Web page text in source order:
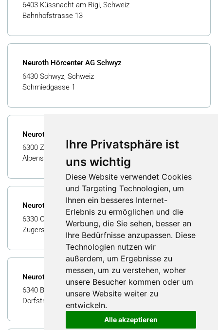
Ihre Privatsphäre ist
uns wichtig
Diese Website verwendet Cookies
und Targeting Technologien, um
Ihnen ein besseres Internet-
Erlebnis zu ermöglichen und die
Werbung, die Sie sehen, besser an
Ihre Bedürfnisse anzupassen. Diese
Technologien nutzen wir
außerdem, um Ergebnisse zu
messen, um zu verstehen, woher
unsere Besucher kommen oder um
unsere Website weiter zu
entwickeln.
Alle akzeptieren
6403 Küssnacht am Rigi, Schweiz
Bahnhofstrasse 13
Neuroth Hörcenter AG Schwyz
6430 Schwyz, Schweiz
Schmiedgasse 1
Neuroth Hörcenter AG Zug
6300 Zug, Schweiz
Alpenstrasse 15
Neuroth Hörcenter AG Cham
6330 Cham, Schweiz
Zugerstrasse 15
Neuroth Hörcenter AG Baar
6340 Baar, Schweiz
Dorfstrasse 38